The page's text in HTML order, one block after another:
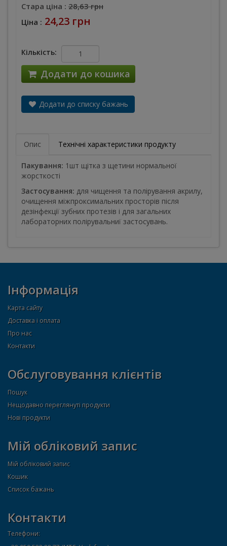
Стара ціна : 28,63 грн
Ціна : 24,23 грн
Кількість:
Додати до кошика
Додати до списку бажань
Опис Технічні характеристики продукту
Пакування: 1шт щітка з щетини нормальної
жорсткості
Застосування: для чищення та полірування акрилу,
очищення міжпроксимальних просторів після
дезінфекції зубних протезів і для загальних
лабораторних полірувальниї застосувань.
Інформація
Карта сайту
Доставка і оплата
Про нас
Контакти
Обслуговування клієнтів
Пошук
Нещодавно переглянуті продукти
Нові продукти
Мій обліковий запис
Мій обліковий запис
Кошик
Список бажань
Контакти
Телефони: